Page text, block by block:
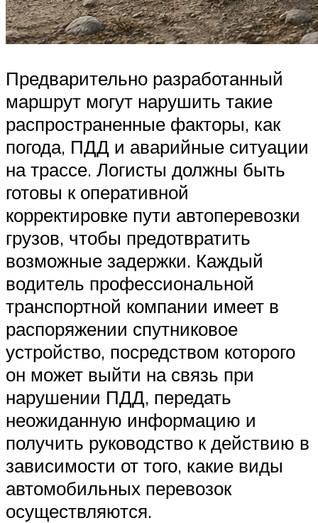
Предварительно разработанный
маршрут могут нарушить такие
распространенные факторы, как
погода, ПДД и аварийные ситуации
на трассе. Логисты должны быть
готовы к оперативной
корректировке пути автоперевозки
грузов, чтобы предотвратить
возможные задержки. Каждый
водитель профессиональной
транспортной компании имеет в
распоряжении спутниковое
устройство, посредством которого
он может выйти на связь при
нарушении ПДД, передать
неожиданную информацию и
получить руководство к действию в
зависимости от того, какие виды
автомобильных перевозок
осуществляются.